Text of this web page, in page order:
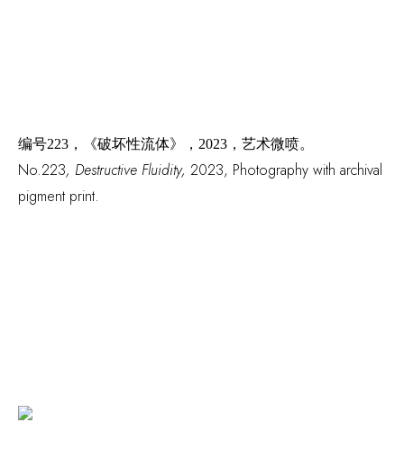
编号223，《破坏性流体》，2023，艺术微喷。
No.223, Destructive Fluidity, 2023, Photography with archival
pigment print.